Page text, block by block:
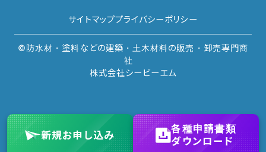
新規お申し込み
各種申請書類
ダウンロード
サイトマッププライバシーポリシー
©防水材・塗料などの建築・土木材料の販売・卸売専門商
社
株式会社シービーエム